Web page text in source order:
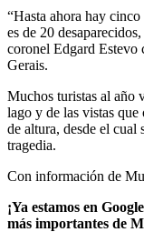
“Hasta ahora hay
es de 20
coronel Edgard Estevo
Gerais.
Muchos turistas al año
lago y de las vistas que
de altura, desde el cual
tragedia.
Con información de
¡Ya estamos en
más importantes de